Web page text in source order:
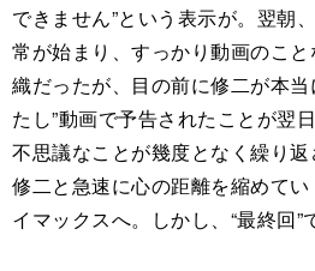
できません”という表示が。翌朝
常が始まり、すっかり動画のこ
織だったが、目の前に修二が本
たし”動画で予告されたことが翌
不思議なことが幾度となく繰り返
修二と急速に心の距離を縮めて
イマックスへ。しかし、“最終回”